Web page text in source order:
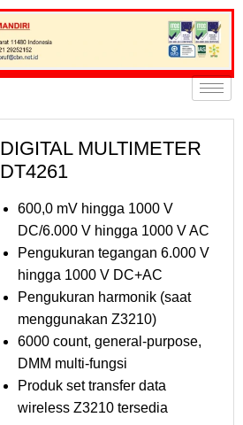
DIGITAL MULTIMETER
DT4261
600,0 mV hingga 1000 V
DC/6.000 V hingga 1000 V AC
Pengukuran tegangan 6.000 V
hingga 1000 V DC+AC
Pengukuran harmonik (saat
menggunakan Z3210)
6000 count, general-purpose,
DMM multi-fungsi
Produk set transfer data
wireless Z3210 tersedia